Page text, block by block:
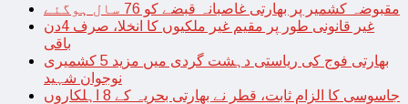
مقبوضہ کشمیر پر بھارتی غاصبانہ قبضے کو 76 سال ہوگئے
غیر قانونی طور پر مقیم غیر ملکیوں کا انخلا، صرف 4دن
باقی
بھارتی فوج کی ریاستی دہشت گردی میں مزید 5 کشمیری
نوجوان شہید
جاسوسی کا الزام ثابت، قطر نے بھارتی بحریہ کے 8 اہلکاروں